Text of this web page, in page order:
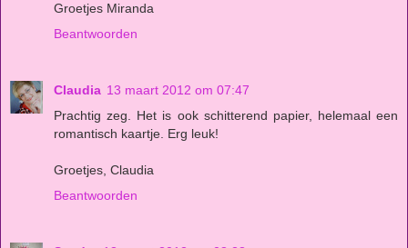
Groetjes Miranda
Beantwoorden
Claudia 13 maart 2012 om 07:47
Prachtig zeg. Het is ook schitterend papier, helemaal een
romantisch kaartje. Erg leuk!
Groetjes, Claudia
Beantwoorden